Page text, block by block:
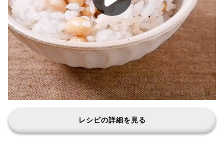
レシピの詳細を見る